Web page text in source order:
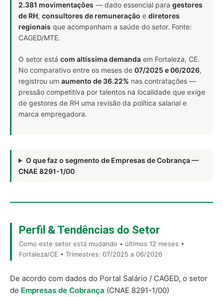
2.381 movimentações — dado essencial para gestores
de RH, consultores de remuneração e diretores
regionais que acompanham a saúde do setor. Fonte:
CAGED/MTE.
O setor está com altíssima demanda em Fortaleza, CE.
No comparativo entre os meses de 07/2025 e 06/2026,
registrou um aumento de 36.22% nas contratações —
pressão competitiva por talentos na localidade que exige
de gestores de RH uma revisão da política salarial e
marca empregadora.
O que faz o segmento de Empresas de Cobrança —
CNAE 8291-1/00
Perfil & Tendências do Setor
Como este setor está mudando • últimos 12 meses •
Fortaleza/CE • Trimestres: 07/2025 a 06/2026
De acordo com dados do Portal Salário / CAGED, o setor
de Empresas de Cobrança (CNAE 8291-1/00)